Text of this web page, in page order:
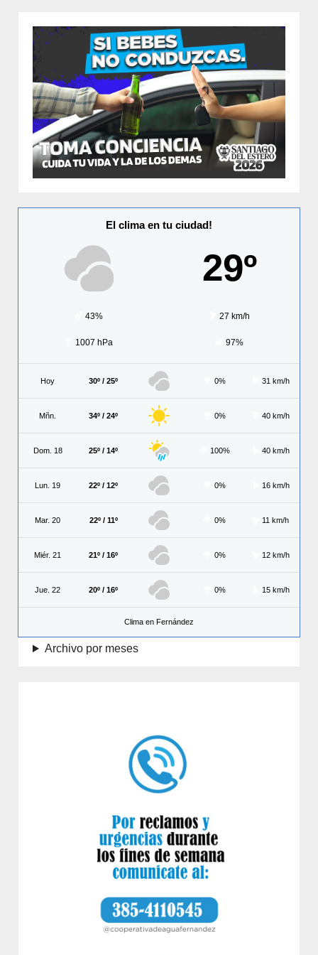
El clima en tu ciudad!
29º
43% 27 km/h
1007 hPa 97%
Hoy 30º / 25º 0% 31 km/h
Mñn. 34º / 24º 0% 40 km/h
Dom. 18 25º / 14º 100% 40 km/h
Lun. 19 22º / 12º 0% 16 km/h
Mar. 20 22º / 11º 0% 11 km/h
Miér. 21 21º / 16º 0% 12 km/h
Jue. 22 20º / 16º 0% 15 km/h
Clima en Fernández
Archivo por meses